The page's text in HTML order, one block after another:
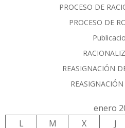
PROCESO DE
PROCESO DE
REASIGNACIÓN
enero
L
M X J